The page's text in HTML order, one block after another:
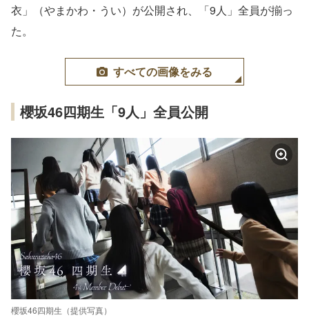
衣」（やまかわ・うい）が公開され、「9人」全員が揃っ
た。
すべての画像をみる
櫻坂46四期生「9人」全員公開
櫻坂46四期生（提供写真）